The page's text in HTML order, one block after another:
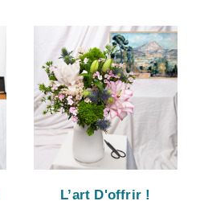
L’art D'offrir !